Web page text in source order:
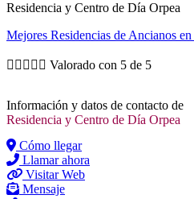
Residencia y Centro de Día Orpea
Mejores Residencias de Ancianos
     Valorado con 5 de 5
Información y datos de contacto de
Residencia y Centro de Día Orpea
Cómo llegar
Llamar ahora
Visitar Web
Mensaje